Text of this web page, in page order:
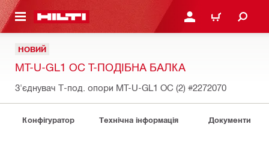
ЗМІСТУ УВІЙТИ АБО
КОШИК
НОВИЙ
MT-U-GL1 OC T-ПОДІБНА БАЛКА
З'єднувач Т-под. опори MT-U-GL1 OC (2) #2272070
Конфігуратор Технічна інформація Документи